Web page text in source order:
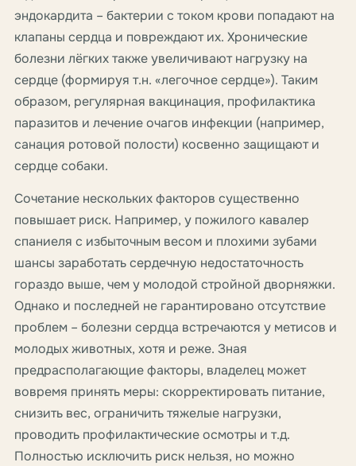
эндокардита – бактерии с током крови попадают на
клапаны сердца и повреждают их. Хронические
болезни лёгких также увеличивают нагрузку на
сердце (формируя т.н. «легочное сердце»). Таким
образом, регулярная вакцинация, профилактика
паразитов и лечение очагов инфекции (например,
санация ротовой полости) косвенно защищают и
сердце собаки.
Сочетание нескольких факторов существенно
повышает риск. Например, у пожилого кавалер
спаниеля с избыточным весом и плохими зубами
шансы заработать сердечную недостаточность
гораздо выше, чем у молодой стройной дворняжки.
Однако и последней не гарантировано отсутствие
проблем – болезни сердца встречаются у метисов и
молодых животных, хотя и реже. Зная
предрасполагающие факторы, владелец может
вовремя принять меры: скорректировать питание,
снизить вес, ограничить тяжелые нагрузки,
проводить профилактические осмотры и т.д.
Полностью исключить риск нельзя, но можно